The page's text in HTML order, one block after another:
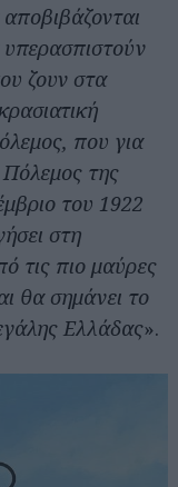
ζουν στα
που για
της
του 1922
στη
τις πιο μαύρες
θα σημάνει το
Ελλάδας».